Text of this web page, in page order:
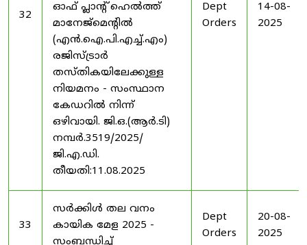
32
ഓഫ് പ്ലാന്റ് ഹെൽത്ത്
മാനേജ്‌മെന്റിൽ
(എൻ.ഐ.പി.എച്ച്.എം)
രജിസ്ട്രാർ
തസ്തികയിലേക്കുള്ള
നിയമനം - സംസ്ഥാന
കേഡറിൽ നിന്ന്
ഒഴിവായി. ജി.ഒ.(ആർ.ടി)
നമ്പർ.3519/2025/
ജി.എ.ഡി.
തീയതി:11.08.2025
Dept
Orders
14-08-
2025
33
സർക്കിൾ തല വനം
കായിക മേള 2025 -
സംബന്ധിച്ച്
Dept
Orders
20-08-
2025